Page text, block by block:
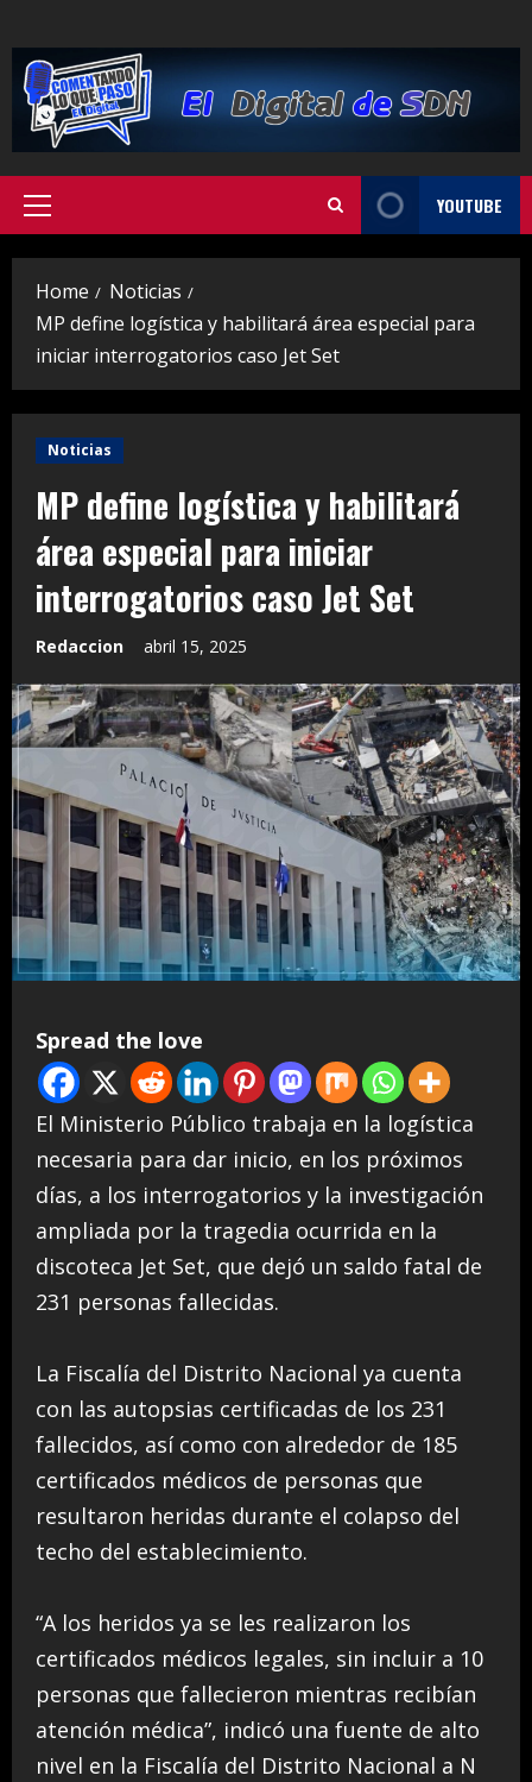
to
content
Primary
YOUTUBE
Home
Noticias
MP define logística y habilitará área especial para
iniciar interrogatorios caso Jet Set
Noticias
MP define logística y habilitará
área especial para iniciar
interrogatorios caso Jet Set
Redaccion abril 15, 2025
Spread the love
El Ministerio Público trabaja en la logística
necesaria para dar inicio, en los próximos
días, a los interrogatorios y la investigación
ampliada por la tragedia ocurrida en la
discoteca Jet Set, que dejó un saldo fatal de
231 personas fallecidas.
La Fiscalía del Distrito Nacional ya cuenta
con las autopsias certificadas de los 231
fallecidos, así como con alrededor de 185
certificados médicos de personas que
resultaron heridas durante el colapso del
techo del establecimiento.
“A los heridos ya se les realizaron los
certificados médicos legales, sin incluir a 10
personas que fallecieron mientras recibían
atención médica”, indicó una fuente de alto
nivel en la Fiscalía del Distrito Nacional a N